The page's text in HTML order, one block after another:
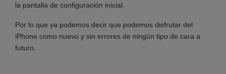
la pantalla de configuración inicial.
Por lo que ya podemos decir que podemos disfrutar del
iPhone como nuevo y sin errores de ningún tipo de cara a
futuro.